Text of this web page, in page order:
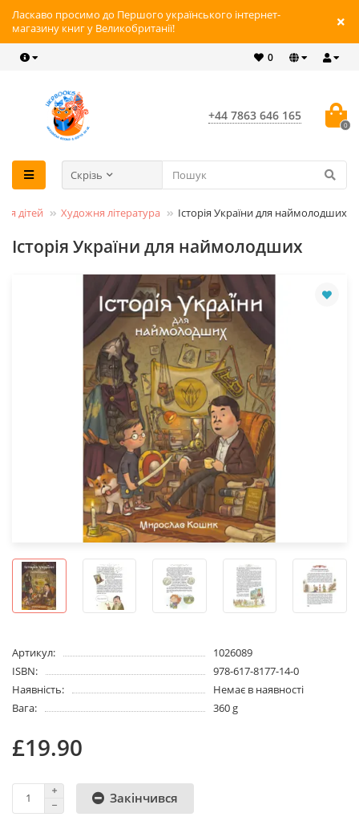
Ласкаво просимо до Першого українського інтернет-
магазину книг у Великобританії!
0
+44 7863 646 165
0
Скрізь
дітей Художня література Історія України для наймолодших
Історія України для наймолодших
Артикул:
1026089
ISBN:
978-617-8177-14-0
Наявність:
Немає в наявності
Вага:
360 g
£19.90
Закінчився